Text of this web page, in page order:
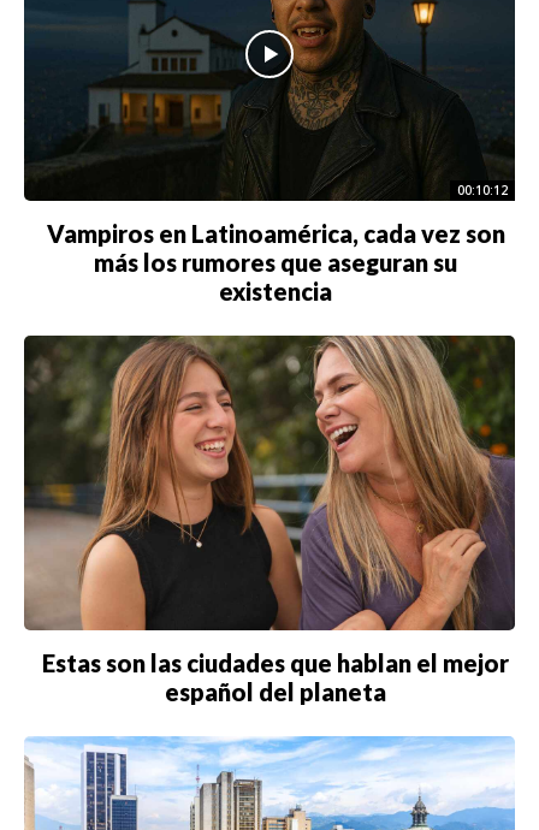
00:10:12
Vampiros en Latinoamérica, cada vez son
más los rumores que aseguran su
existencia
Estas son las ciudades que hablan el mejor
español del planeta